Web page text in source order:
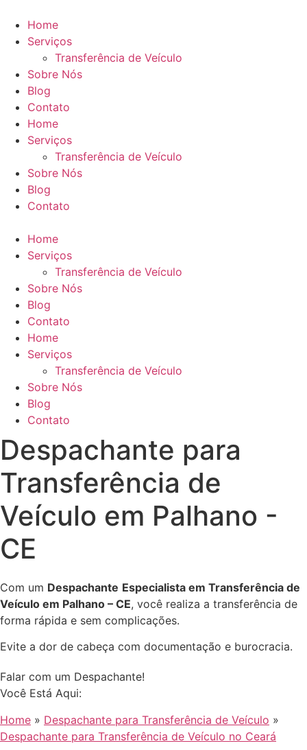
para
conteúdo
Home
Serviços
Transferência de Veículo
Sobre Nós
Blog
Contato
Home
Serviços
Transferência de Veículo
Sobre Nós
Blog
Contato
Home
Serviços
Transferência de Veículo
Sobre Nós
Blog
Contato
Home
Serviços
Transferência de Veículo
Sobre Nós
Blog
Contato
Despachante para
Transferência de
Veículo em Palhano -
CE
Com um Despachante Especialista em Transferência de
Veículo em Palhano – CE, você realiza a transferência de
forma rápida e sem complicações.
Evite a dor de cabeça com documentação e burocracia.
Falar com um Despachante!
Você Está Aqui:
Home » Despachante para Transferência de Veículo »
Despachante para Transferência de Veículo no Ceará